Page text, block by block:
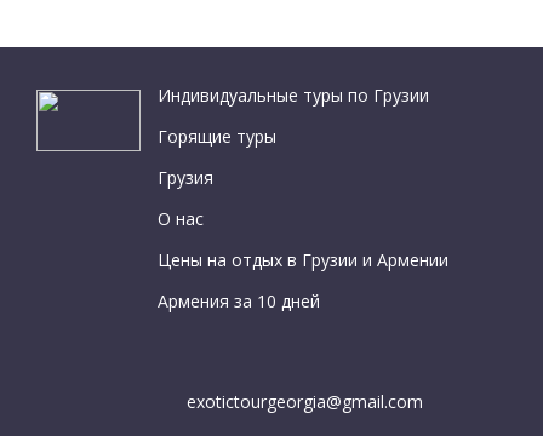
Индивидуальные туры по Грузии
Горящие туры
Грузия
О нас
Цены на отдых в Грузии и Армении
Армения за 10 дней
exotictourgeorgia@gmail.com